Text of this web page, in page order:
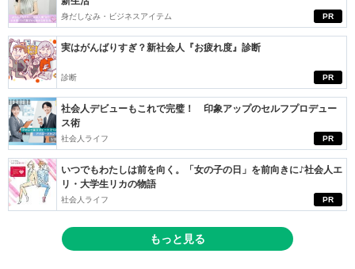
PR
身だしなみ・ビジネスアイテム
PR
実はがんばりすぎ？新社会人『お疲れ度』診断
診断
PR
社会人デビューもこれで完璧！ 印象アップのセルフプロデュー
ス術
社会人ライフ
PR
いつでもわたしは前を向く。「女の子の日」を前向きに♪社会人エ
リ・大学生リカの物語
社会人ライフ
もっと見る